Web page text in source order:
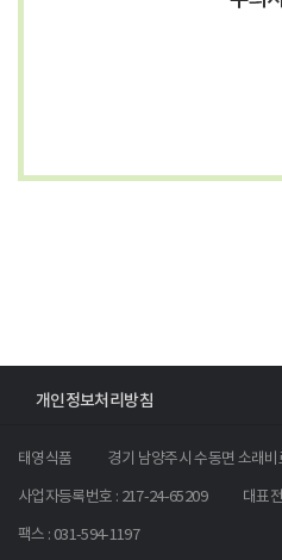
개인정보처리방침
태영식품 경기 남양주시 수동면 소래
사업자등록번호 : 217-24-65209 대표
팩스 : 031-594-1197